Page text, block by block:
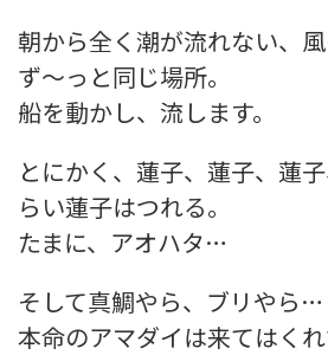
朝から全く潮が流れない、
ず〜っと同じ場所。
船を動かし、流します。
とにかく、蓮子、蓮子、蓮
らい蓮子はつれる。
たまに、アオハタ…
そして真鯛やら、ブリやら…
本命のアマダイは来てはく